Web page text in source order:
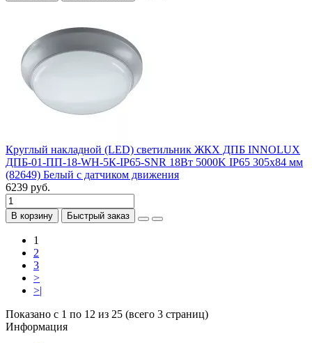
Круглый накладной (LED) светильник ЖКХ ДПБ INNOLUX
ДПБ-01-ПП-18-WH-5К-IP65-SNR 18Вт 5000K IP65 305х84 мм
(82649) Белый с датчиком движения
6239 руб.
В корзину Быстрый заказ
1
2
3
>
>|
Показано с 1 по 12 из 25 (всего 3 страниц)
Информация